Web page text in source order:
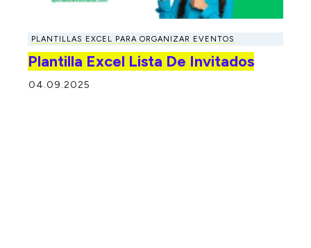
PLANTILLAS EXCEL PARA ORGANIZAR EVENTOS
Plantilla Excel Lista De Invitados
04.09.2025